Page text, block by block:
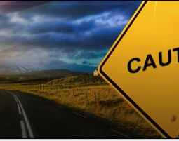
Contests Real Scalping